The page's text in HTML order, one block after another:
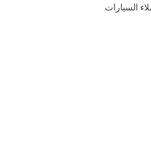
السيارات